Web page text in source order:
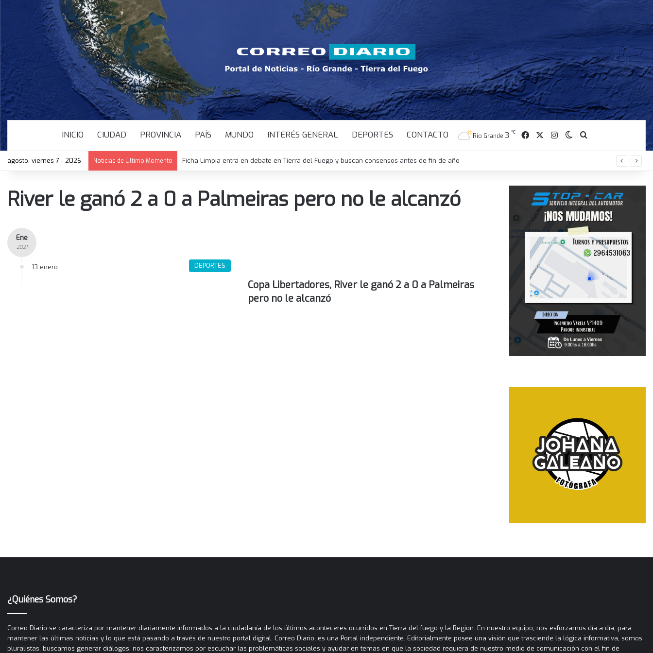
INICIO CIUDAD PROVINCIA PAÍS MUNDO INTERÉS GENERAL DEPORTES CONTACTO Rio Grande 3 ℃ Facebook InstagramSwitch skin
Buscar
agosto, viernes 7 - 2026 Noticias de Último Momento Ficha Limpia entra en debate en Tierra del Fuego y buscan consensos antes de fin de año
River le ganó 2 a 0 a Palmeiras pero no le alcanzó
Ene
- 2021 -
13 enero DEPORTES
Copa Libertadores, River le ganó 2 a 0 a Palmeiras
pero no le alcanzó
¿Quiénes Somos?
Correo Diario se caracteriza por mantener diariamente informados a la ciudadanía de los últimos aconteceres ocurridos en Tierra del fuego y la Region. En nuestro equipo, nos esforzamos día a día, para
mantener las últimas noticias y lo que está pasando a través de nuestro portal digital. Correo Diario, es una Portal independiente. Editorialmente posee una visión que trasciende la lógica informativa, somos
pluralistas, buscamos generar diálogos, nos caracterizamos por escuchar las problemáticas sociales y ayudar en temas en que la sociedad requiera de nuestro medio de comunicación con el fin de